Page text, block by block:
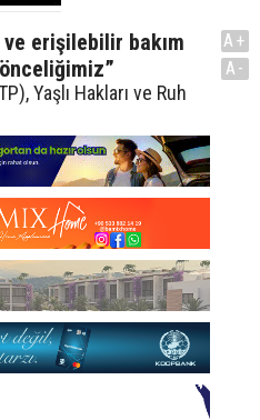
erişilebilir bakım
Yaşlı Hakları ve Ruh
A+
A-